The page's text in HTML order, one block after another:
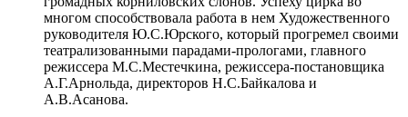
многом способствовала работа в нем Художественного
руководителя Ю.С.Юрского, который прогремел своими
театрализованными парадами-прологами, главного
режиссера М.С.Местечкина, режиссера-постановщика
А.Г.Арнольда, директоров Н.С.Байкалова и
А.В.Асанова.